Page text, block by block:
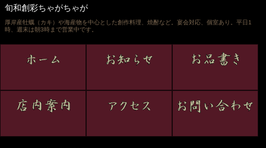
旬和創彩ちゃがちゃが
厚岸産牡蠣（カキ）や海産物を中心とした創作料理、焼酎など。宴会対応、個室あり。平日1
時、週末は朝3時まで営業中です。